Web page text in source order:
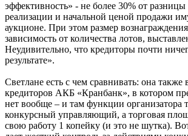
эффективность» - не более 30% от
реализации и начальной ценой продажи
аукционе. При этом размер вознаграждения
зависимость от количества лотов,
Неудивительно, что кредиторы почти
результате».
Светлане есть с чем сравнивать: она также
кредиторов АКБ «Кранбанк», в котором
нет вообще – и там функции организатора
конкурсный управляющий, а торговая
свою работу 1 копейку (и это не шутка).